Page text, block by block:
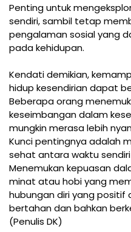
Penting untuk
sendiri, sambil tetap
pengalaman sosial yang
pada kehidupan.
Kendati demikian,
hidup kesendirian dapat
Beberapa orang
keseimbangan dalam
mungkin merasa lebih
Kunci pentingnya adalah
sehat antara waktu
Menemukan kepuasan
minat atau hobi yang
hubungan diri yang
bertahan dan bahkan
(Penulis DK)